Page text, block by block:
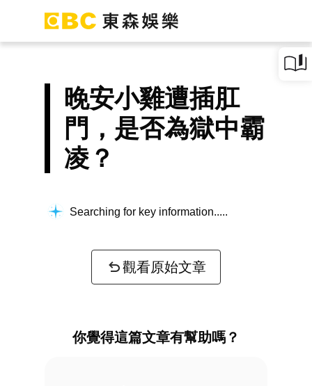
晚安小雞遭插肛
門，是否為獄中霸
凌？
Searching for key information...
觀看原始文章
你覺得這篇文章有幫助嗎？